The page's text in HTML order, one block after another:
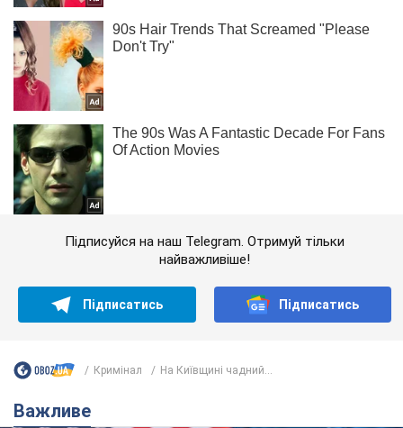
Підписуйся на наш Telegram. Отримуй тільки
найважливіше!
Підписатись Підписатись
Кримінал На Київщині чадний...
Важливе